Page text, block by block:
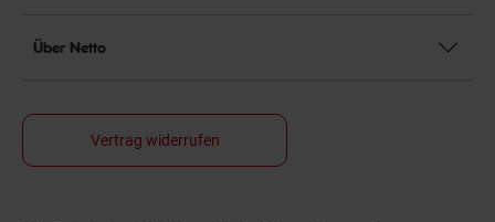
Über Netto
Vertrag widerrufen